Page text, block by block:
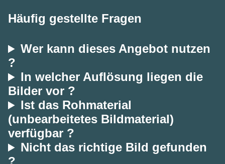
Häufig gestellte Fragen
Wer kann dieses Angebot nutzen
?
In welcher Auflösung liegen die
Bilder vor ?
Ist das Rohmaterial
(unbearbeitetes Bildmaterial)
verfügbar ?
Nicht das richtige Bild gefunden